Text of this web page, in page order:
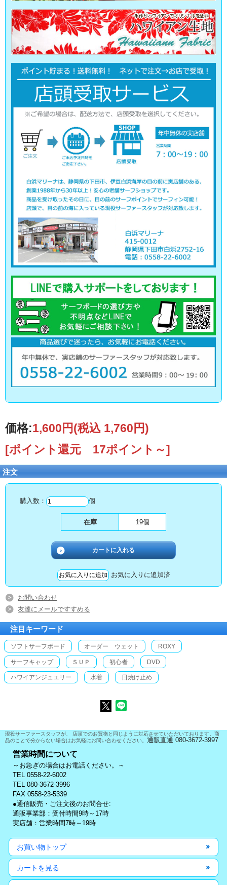
価格:1,600円(税込 1,760円)
[ポイント還元 17ポイント～]
注文
購入数： 個
在庫 19個
お気に入りに追加済
お問い合わせ
友達にメールですすめる
注目キーワード
ソフトサーフボード オーダー ウェット ROXY
サーフキャップ ＳＵＰ 初心者 DVD
ハワイアンジュエリー 水着 日焼け止め
現役サーファースタッフが、 店頭でのお買物と同じように対応させていただいております。商
品のことで分からない場合はお気軽にお問い合わせください。 通販直通 080-3672-3997
営業時間について
～お急ぎの場合はお電話ください。～
TEL 0558-22-6002
TEL 080-3672-3996
FAX 0558-23-5339
●通信販売・ご注文後のお問合せ:
通販事業部：受付時間9時～17時
実店舗：営業時間7時～19時
お買い物トップ
カートを見る